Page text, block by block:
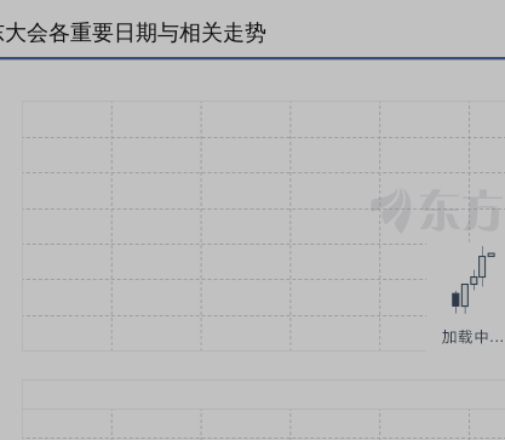
大会各重要日期与相关走势